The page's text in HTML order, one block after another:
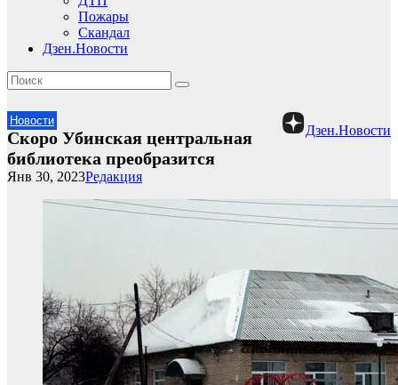
Пожары
Скандал
Дзен.Новости
Новости
Дзен.Новости
Скоро Убинская центральная
библиотека преобразится
Редакция
Янв 30, 2023